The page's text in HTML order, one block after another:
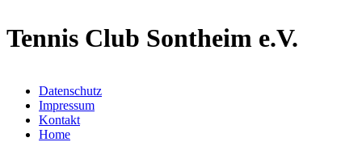
Tennis Club Sontheim e.V.
Datenschutz
Impressum
Kontakt
Home